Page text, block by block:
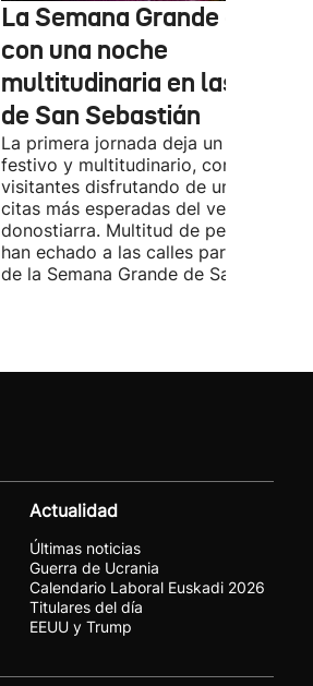
La Semana Grande
con una noche
multitudinaria en las calles
de San Sebastián
La primera jornada deja un ambiente
festivo y multitudinario, con vecinos
visitantes disfrutando de una de las
citas más esperadas del verano
donostiarra. Multitud de personas se
han echado a las calles para disfrutar
de la Semana Grande de San
Actualidad
Últimas noticias
Guerra de Ucrania
Calendario Laboral Euskadi 2026
Titulares del día
EEUU y Trump